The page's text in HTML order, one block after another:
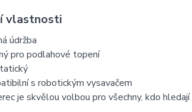
vlastnosti
údržba
pro podlahové topení
s robotickým vysavačem
je skvělou volbou pro všechny, kdo hledají